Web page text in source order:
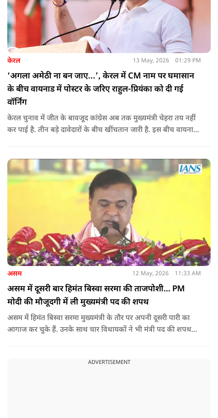
केरल 13 May, 2026 01:29 PM
‘अगला अमेठी ना बन जाए...’, केरल में CM नाम पर घमासान
के बीच वायनाड में पोस्टर के जरिए राहुल-प्रियंका को दी गई
वॉर्निंग
केरल चुनाव में जीत के बावजूद कांग्रेस अब तक मुख्यमंत्री चेहरा तय नहीं
कर पाई है. तीन बड़े दावेदारों के बीच खींचतान जारी है. इस बीच वायनाड
असम 12 May, 2026 11:33 AM
असम में दूसरी बार हिमंत बिस्वा सरमा की ताजपोशी… PM
मोदी की मौजूदगी में ली मुख्यमंत्री पद की शपथ
असम में हिमंत बिस्वा सरमा मुख्यमंत्री के तौर पर अपनी दूसरी पारी का
आगाज कर चुके हैं. उनके साथ चार विधायकों ने भी मंत्री पद की शपथ
ADVERTISEMENT